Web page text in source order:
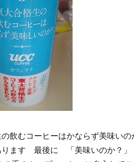
飲むコーヒーはかならず美味いの
ります 最後に 「美味いのか？